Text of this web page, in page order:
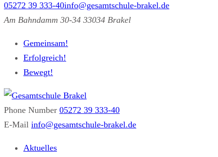
05272 39 333-40info@gesamtschule-brakel.de
Am Bahndamm 30-34 33034 Brakel
Gemeinsam!
Erfolgreich!
Bewegt!
Phone Number 05272 39 333-40
E-Mail info@gesamtschule-brakel.de
Aktuelles